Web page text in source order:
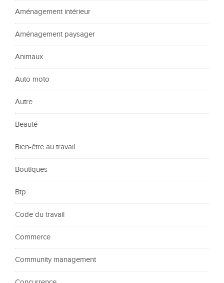
Aménagement intérieur
Aménagement paysager
Animaux
Auto moto
Autre
Beauté
Bien-être au travail
Boutiques
Btp
Code du travail
Commerce
Community management